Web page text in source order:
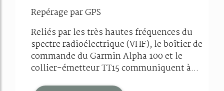
Repérage par GPS
Reliés par les très hautes fréquences du
spectre radioélectrique (VHF), le boîtier de
commande du Garmin Alpha 100 et le
collier-émetteur TT15 communiquent à...